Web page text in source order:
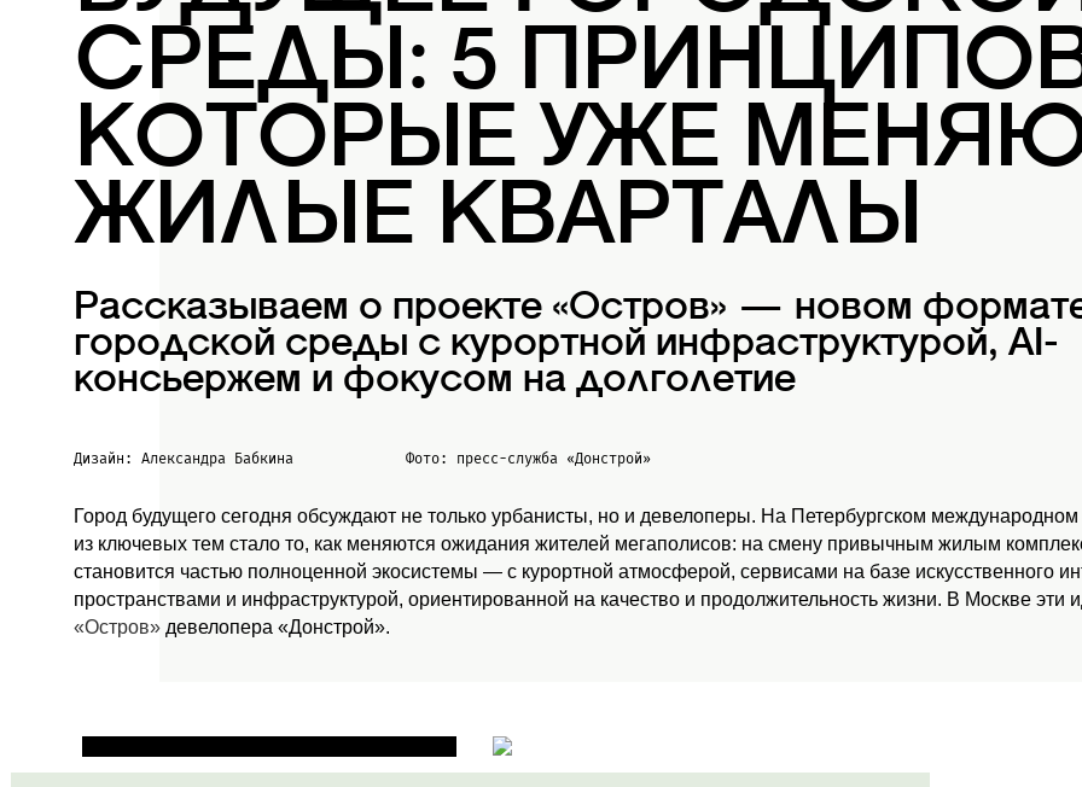
СРЕДЫ: 5
КОТОРЫЕ УЖЕ
ЖИЛЫЕ КВАРТАЛЫ
Рассказываем о проекте «Остров» — новом
городской среды с курортной инфраструктурой, AI-
консьержем и фокусом на долголетие
Дизайн: Александра Бабкина Фото: пресс-служба «Донстрой»
Город будущего сегодня обсуждают не только урбанисты, но и девелоперы. На Петербургском
из ключевых тем стало то, как меняются ожидания жителей мегаполисов: на смену привычным жилым
становится частью полноценной экосистемы — с курортной атмосферой, сервисами на базе искусственного
пространствами и инфраструктурой, ориентированной на качество и продолжительность жизни. В Москве
«Остров» девелопера «Донстрой».